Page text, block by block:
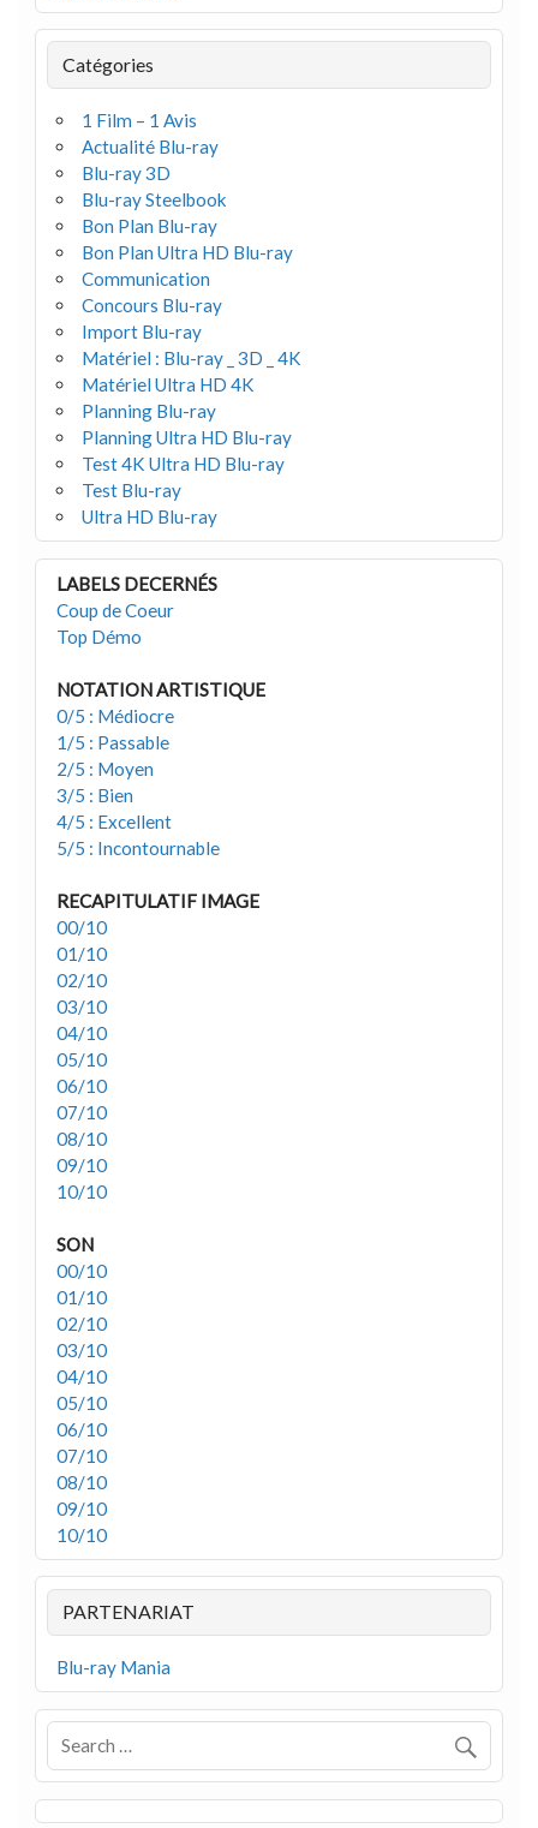
Catégories
1 Film – 1 Avis
Actualité Blu-ray
Blu-ray 3D
Blu-ray Steelbook
Bon Plan Blu-ray
Bon Plan Ultra HD Blu-ray
Communication
Concours Blu-ray
Import Blu-ray
Matériel : Blu-ray _ 3D _ 4K
Matériel Ultra HD 4K
Planning Blu-ray
Planning Ultra HD Blu-ray
Test 4K Ultra HD Blu-ray
Test Blu-ray
Ultra HD Blu-ray
LABELS DECERNÉS
Coup de Coeur
Top Démo
NOTATION ARTISTIQUE
0/5 : Médiocre
1/5 : Passable
2/5 : Moyen
3/5 : Bien
4/5 : Excellent
5/5 : Incontournable
RECAPITULATIF IMAGE
00/10
01/10
02/10
03/10
04/10
05/10
06/10
07/10
08/10
09/10
10/10
SON
00/10
01/10
02/10
03/10
04/10
05/10
06/10
07/10
08/10
09/10
10/10
PARTENARIAT
Blu-ray Mania